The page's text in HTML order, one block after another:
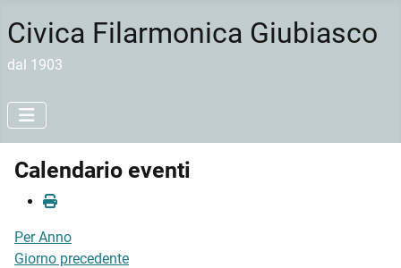
Civica Filarmonica Giubiasco
dal 1903
Calendario eventi
Per Anno
Giorno precedente